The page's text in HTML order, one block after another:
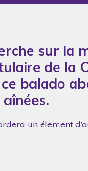
sur la
de la
balado
un élement